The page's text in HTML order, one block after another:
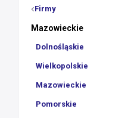
Firmy
Mazowieckie
Dolnośląskie
Wielkopolskie
Mazowieckie
Pomorskie